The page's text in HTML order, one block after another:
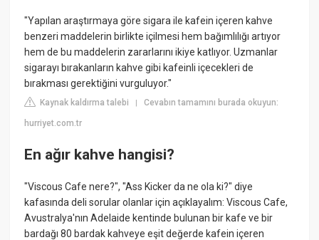
"Yapılan araştırmaya göre sigara ile kafein içeren kahve
benzeri maddelerin birlikte içilmesi hem bağımlılığı artıyor
hem de bu maddelerin zararlarını ikiye katlıyor. Uzmanlar
sigarayı bırakanların kahve gibi kafeinli içecekleri de
bırakması gerektiğini vurguluyor."
Kaynak kaldırma talebi |Cevabın tamamını burada okuyun:
hurriyet.com.tr
En ağır kahve hangisi?
"Viscous Cafe nere?", "Ass Kicker da ne ola ki?" diye
kafasında deli sorular olanlar için açıklayalım: Viscous Cafe,
Avustralya'nın Adelaide kentinde bulunan bir kafe ve bir
bardağı 80 bardak kahveye eşit değerde kafein içeren